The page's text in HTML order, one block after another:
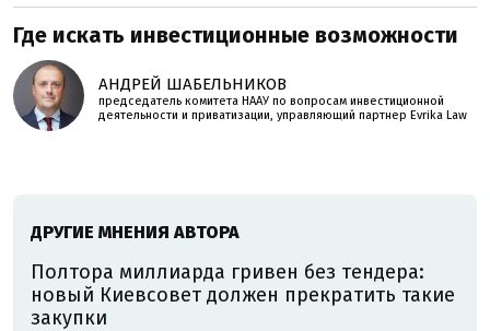
Где искать инвестиционные возможности
АНДРЕЙ ШАБЕЛЬНИКОВ
председатель комитета НААУ по вопросам инвестиционной
деятельности и приватизации, управляющий партнер Evrika Law
ДРУГИЕ МНЕНИЯ АВТОРА
Полтора миллиарда гривен без тендера:
новый Киевсовет должен прекратить такие
закупки